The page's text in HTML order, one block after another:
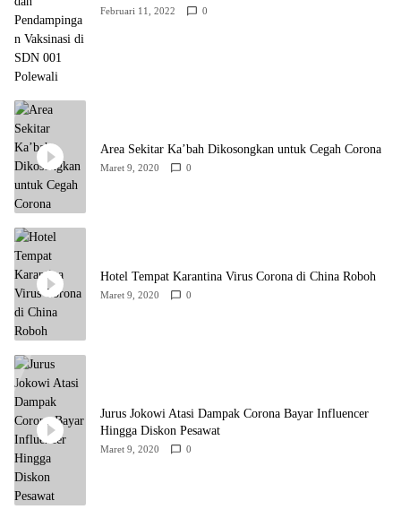
Februari 11, 2022 0
Area Sekitar Ka’bah Dikosongkan untuk Cegah Corona
Maret 9, 2020 0
Hotel Tempat Karantina Virus Corona di China Roboh
Maret 9, 2020 0
Jurus Jokowi Atasi Dampak Corona Bayar Influencer
Hingga Diskon Pesawat
Maret 9, 2020 0